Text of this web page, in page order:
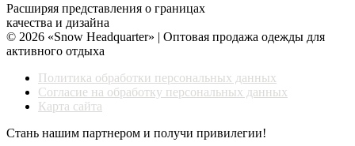
Расширяя представления о границах
качества и дизайна
© 2026 «Snow Headquarter» | Оптовая продажа одежды для
активного отдыха
Политика обработки персональных данных
Согласие на обработку персональных данных
Карта сайта
Стань нашим партнером и получи привилегии!